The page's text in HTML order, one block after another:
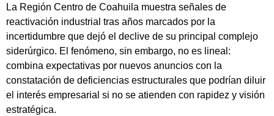
La Región Centro de Coahuila muestra señales de
reactivación industrial tras años marcados por la
incertidumbre que dejó el declive de su principal complejo
siderúrgico. El fenómeno, sin embargo, no es lineal:
combina expectativas por nuevos anuncios con la
constatación de deficiencias estructurales que podrían diluir
el interés empresarial si no se atienden con rapidez y visión
estratégica.